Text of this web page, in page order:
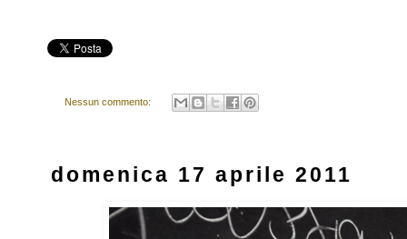
Nessun commento:
domenica 17 aprile 2011